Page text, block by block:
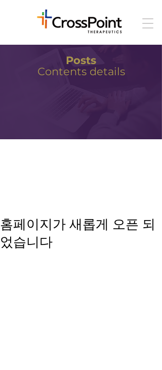
Posts
Contents details
홈페이지가 새롭게 오픈 되
었습니다